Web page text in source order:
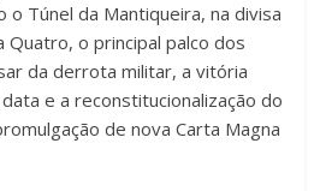
o Túnel da Mantiqueira, na divisa
Quatro, o principal palco dos
da derrota militar, a vitória
e a reconstitucionalização do
de nova Carta Magna